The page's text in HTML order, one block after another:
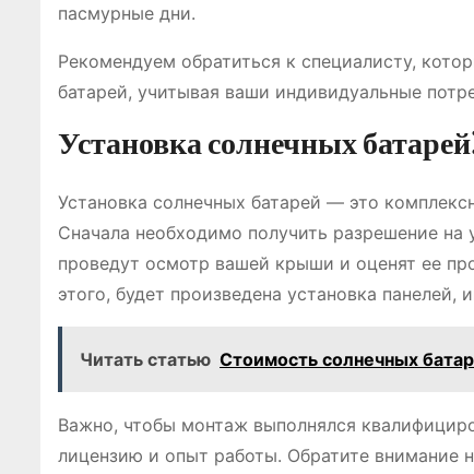
пасмурные дни.
Рекомендуем обратиться к специалисту,
батарей, учитывая ваши индивидуальные
Установка солнечных
Установка солнечных батарей ― это
Сначала необходимо получить разрешение
проведут осмотр вашей крыши и оценят ее
этого, будет произведена установка панелей,
Читать статью Стоимость солнечных
Важно, чтобы монтаж выполнялся
лицензию и опыт работы. Обратите внимание